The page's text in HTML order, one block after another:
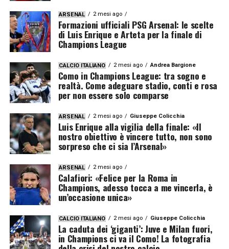
ARSENAL 2 mesi ago
Formazioni ufficiali PSG Arsenal: le scelte
di Luis Enrique e Arteta per la finale di
Champions League
CALCIO ITALIANO 2 mesi ago Andrea Bargione
Como in Champions League: tra sogno e
realtà. Come adeguare stadio, conti e rosa
per non essere solo comparse
ARSENAL 2 mesi ago Giuseppe Colicchia
Luis Enrique alla vigilia della finale: «Il
nostro obiettivo è vincere tutto, non sono
sorpreso che ci sia l’Arsenal»
ARSENAL 2 mesi ago
Calafiori: «Felice per la Roma in
Champions, adesso tocca a me vincerla, è
un’occasione unica»
CALCIO ITALIANO 2 mesi ago Giuseppe Colicchia
La caduta dei ‘giganti’: Juve e Milan fuori,
in Champions ci va il Como! La fotografia